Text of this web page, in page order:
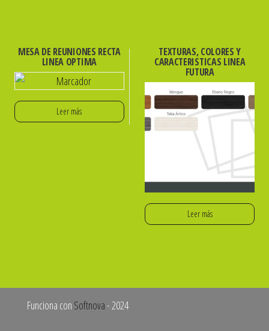
MESA DE REUNIONES RECTA
LINEA OPTIMA
Leer más
TEXTURAS, COLORES Y
CARACTERISTICAS LINEA
FUTURA
Leer más
Funciona con Softnova- 2024